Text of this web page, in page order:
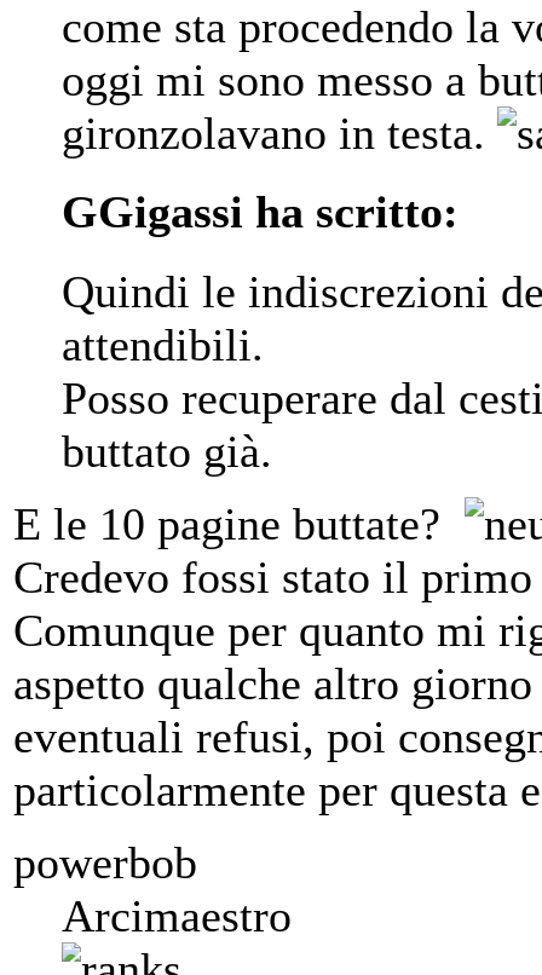
come sta procedendo la
oggi mi sono messo a
gironzolavano in testa.
GGigassi ha scritto:
Quindi le indiscrezioni
attendibili.
Posso recuperare dal
buttato già.
E le 10 pagine buttate?
Credevo fossi stato il primo
Comunque per quanto mi
aspetto qualche altro
eventuali refusi, poi
particolarmente per questa
powerbob
Arcimaestro